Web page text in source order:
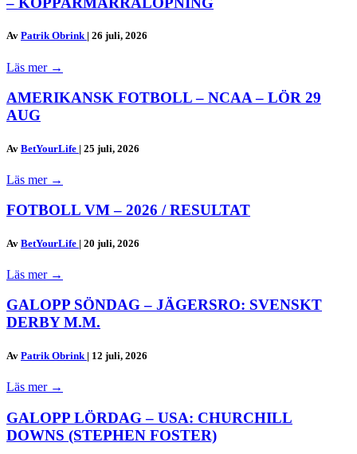
Av Patrik Obrink | 26 juli, 2026
Läs mer →
AMERIKANSK FOTBOLL – NCAA – LÖR 29
AUG
Av BetYourLife | 25 juli, 2026
Läs mer →
FOTBOLL VM – 2026 / RESULTAT
Av BetYourLife | 20 juli, 2026
Läs mer →
GALOPP SÖNDAG – JÄGERSRO: SVENSKT
DERBY M.M.
Av Patrik Obrink | 12 juli, 2026
Läs mer →
GALOPP LÖRDAG – USA: CHURCHILL
DOWNS (STEPHEN FOSTER)